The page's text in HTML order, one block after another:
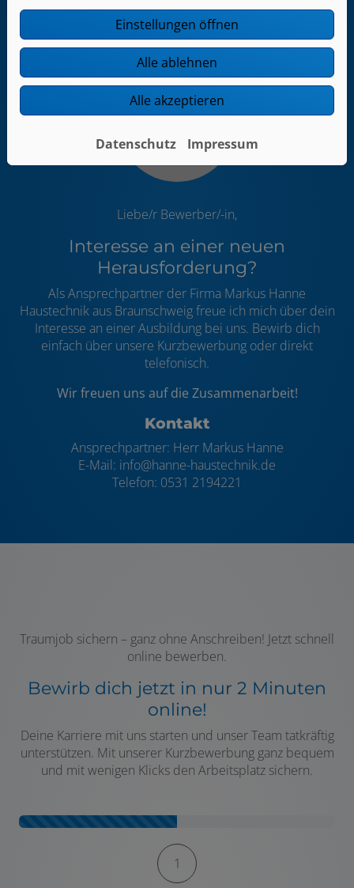
Liebe/r Bewerber/-in,
Interesse an einer neuen
Herausforderung?
Als Ansprechpartner der Firma Markus Hanne
Haustechnik aus Braunschweig freue ich mich über dein
Interesse an einer Ausbildung bei uns. Bewirb dich
einfach über unsere Kurzbewerbung oder direkt
telefonisch.
Wir freuen uns auf die Zusammenarbeit!
Kontakt
Ansprechpartner: Herr Markus Hanne
E-Mail: info@hanne-haustechnik.de
Telefon: 0531 2194221
Traumjob sichern – ganz ohne Anschreiben! Jetzt schnell
online bewerben.
Bewirb dich jetzt in nur 2 Minuten
online!
Deine Karriere mit uns starten und unser Team tatkräftig
unterstützen. Mit unserer Kurzbewerbung ganz bequem
und mit wenigen Klicks den Arbeitsplatz sichern.
Kontaktformular-Fortschritt
1
Einstellungen öffnen
Alle ablehnen
Alle akzeptieren
Datenschutz Impressum